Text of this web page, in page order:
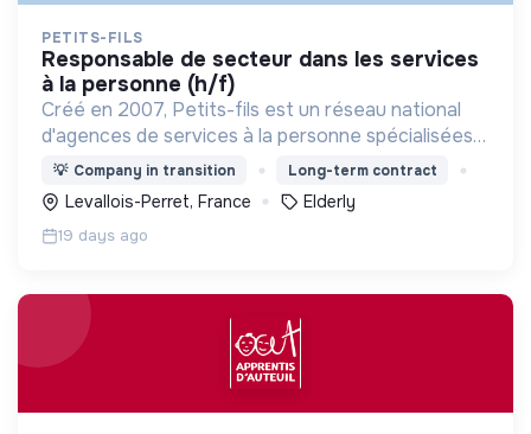
PETITS-FILS
responsable de secteur dans les services
à la personne (h/f)
Créé en 2007, Petits-fils est un réseau national
d'agences de services à la personne spécialisées
dans l'aide à domicile pour les personnes âgées.
💡 Company in transition Long-term contract
Levallois-Perret, France Elderly
19 days ago